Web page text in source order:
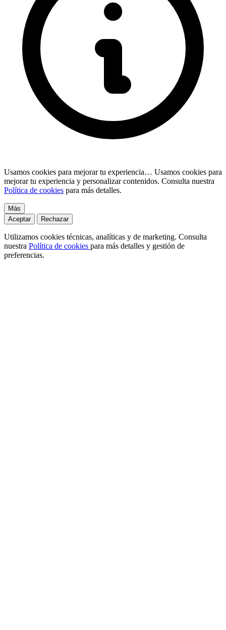
Usamos cookies para mejorar tu experiencia… Usamos cookies para
mejorar tu experiencia y personalizar contenidos. Consulta nuestra
Política de cookies para más detalles.
Más
Aceptar
Rechazar
Utilizamos cookies técnicas, analíticas y de marketing. Consulta
nuestra Política de cookies para más detalles y gestión de
preferencias.